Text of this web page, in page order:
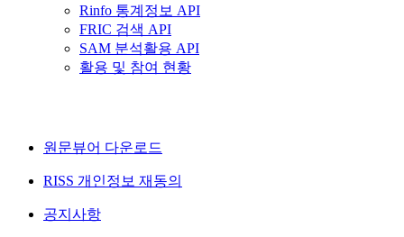
Rinfo 통계정보 API
FRIC 검색 API
SAM 분석활용 API
활용 및 참여 현황
원문뷰어 다운로드
RISS 개인정보 재동의
공지사항